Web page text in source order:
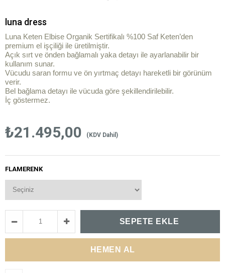
luna dress
Luna Keten Elbise Organik Sertifikalı %100 Saf Keten’den
premium el işçiliği ile üretilmiştir.
Açık sırt ve önden bağlamalı yaka detayı ile ayarlanabilir bir
kullanım sunar.
Vücudu saran formu ve ön yırtmaç detayı hareketli bir görünüm
verir.
Bel bağlama detayı ile vücuda göre şekillendirilebilir.
İç göstermez.
₺21.495,00 (KDV Dahil)
FLAMERENK